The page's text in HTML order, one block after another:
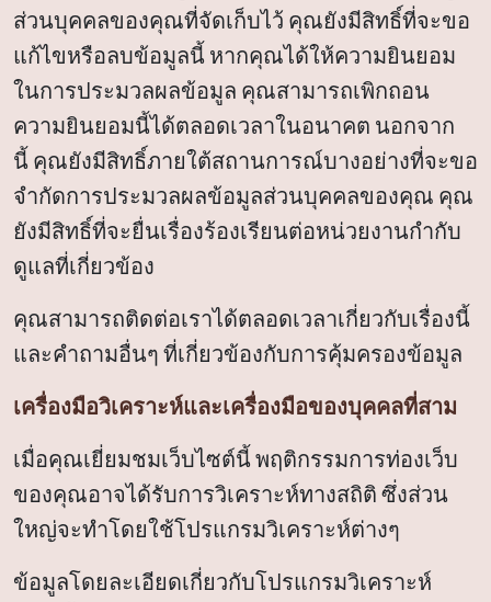
ส่วนบุคคลของคุณที่จัดเก็บไว้ คุณยังมีสิทธิ์ที่จะขอ
แก้ไขหรือลบข้อมูลนี้ หากคุณได้ให้ความยินยอม
ในการประมวลผลข้อมูล คุณสามารถเพิกถอน
ความยินยอมนี้ได้ตลอดเวลาในอนาคต นอกจาก
นี้ คุณยังมีสิทธิ์ภายใต้สถานการณ์บางอย่างที่จะขอ
จำกัดการประมวลผลข้อมูลส่วนบุคคลของคุณ คุณ
ยังมีสิทธิ์ที่จะยื่นเรื่องร้องเรียนต่อหน่วยงานกำกับ
ดูแลที่เกี่ยวข้อง
คุณสามารถติดต่อเราได้ตลอดเวลาเกี่ยวกับเรื่องนี้
และคำถามอื่นๆ ที่เกี่ยวข้องกับการคุ้มครองข้อมูล
เครื่องมือวิเคราะห์และเครื่องมือของบุคคลที่สาม
เมื่อคุณเยี่ยมชมเว็บไซต์นี้ พฤติกรรมการท่องเว็บ
ของคุณอาจได้รับการวิเคราะห์ทางสถิติ ซึ่งส่วน
ใหญ่จะทำโดยใช้โปรแกรมวิเคราะห์ต่างๆ
ข้อมูลโดยละเอียดเกี่ยวกับโปรแกรมวิเคราะห์